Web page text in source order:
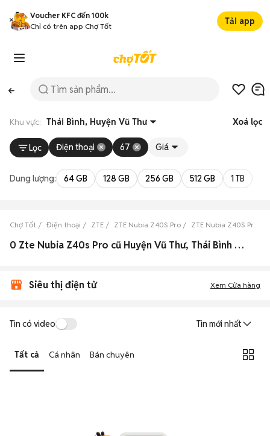
Voucher KFC đến 100k
Chỉ có trên app Chợ Tốt
Tải app
Khu vực: Thái Bình, Huyện Vũ Thư Xoá lọc
Lọc Điện thoại 67 Giá
Dung lượng: 64 GB 128 GB 256 GB 512 GB 1 TB
Chợ Tốt Điện thoại ZTE ZTE Nubia Z40S Pro ZTE Nubia Z40S Pro
0 Zte Nubia Z40s Pro cũ Huyện Vũ Thư, Thái Bình đẹp
Siêu thị điện tử Xem Cửa hàng
Tin có video Tin mới nhất
Tất cả Cá nhân Bán chuyên